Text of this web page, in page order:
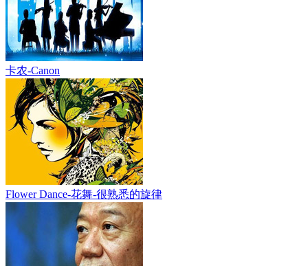
卡农-Canon
Flower Dance-花舞-很熟悉的旋律